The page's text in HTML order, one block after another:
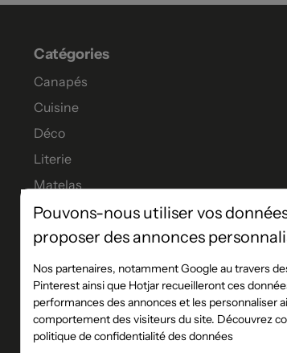
Catégories
Canapés
Cuisine
Déco
Literie
Matelas
Meubles
Tables à manger
Pouvons-nous utiliser vos
proposer des annonces
Nos partenaires, notamment Google au travers
Pinterest ainsi que Hotjar recueilleront ces
performances des annonces et les personnaliser
comportement des visiteurs du site. Découvrez
politique de confidentialité des données